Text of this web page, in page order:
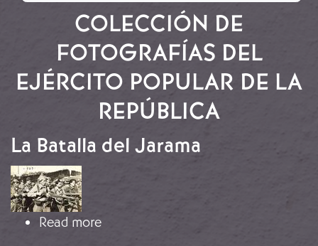
COLECCIÓN DE
FOTOGRAFÍAS DEL
EJÉRCITO POPULAR DE LA
REPÚBLICA
La Batalla del Jarama
Image
Read moreabout La Batalla del Jarama